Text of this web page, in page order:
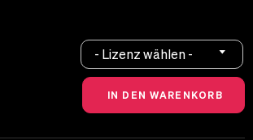
- Lizenz wählen -